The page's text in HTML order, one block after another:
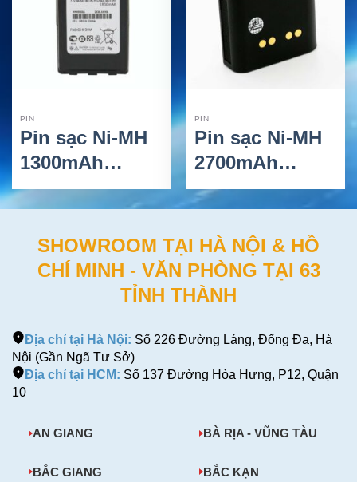
PIN
Pin sạc Ni-MH
1300mAh
Model
HNN9008/HNN9009
RayTalk Cho
Thiết Bị Bộ
Đàm Motorola
PIN
Pin sạc Ni-MH
2700mAh
Model
NTN4593/
RayTalk Cho
Thiết Bị Bộ
Đàm Motorola
SHOWROOM TẠI HÀ NỘI & HỒ
CHÍ MINH - VĂN PHÒNG TẠI 63
TỈNH THÀNH
Địa chỉ tại Hà Nội: Số 226 Đường Láng, Đống Đa, Hà
Nội (Gần Ngã Tư Sở)
Địa chỉ tại HCM: Số 137 Đường Hòa Hưng, P12, Quận
10
AN GIANG BÀ RỊA - VŨNG TÀU
BẮC GIANG BẮC KẠN